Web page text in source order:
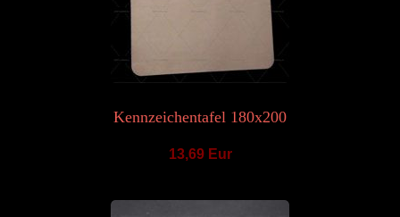
Kennzeichentafel 180x200
13,69 Eur